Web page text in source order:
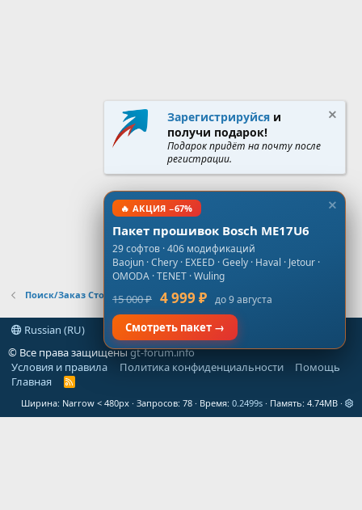
Поиск/Заказ Стоков, Virgin, NoImmo
Russian (RU)
© Все права защищеныgt-forum.info
Условия и правила
Политика конфиденциальности
Помощь
Главная
R
S
Ширина Запросов 78 Время 0.2499s Память 4.74MB
Зарегистрируйся и
получи подарок!
Подарок придёт на почту после
регистрации.
🔥 АКЦИЯ −67%
Пакет прошивок Bosch ME17U6
29 софтов · 406 модификаций
Baojun · Chery · EXEED · Geely · Haval · Jetour ·
OMODA · TENET · Wuling
15 000 ₽ 4 999 ₽ до 9 августа
Смотреть пакет →